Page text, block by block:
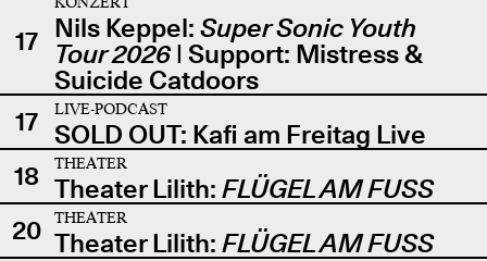
17 Nils Keppel: Super Sonic Youth
Tour 2026| Support: Mistress &
Suicide Catdoors
17
LIVE-PODCAST
SOLD OUT: Kafi am Freitag Live
18
THEATER
Theater Lilith: FLÜGEL AM FUSS
20
THEATER
Theater Lilith: FLÜGEL AM FUSS